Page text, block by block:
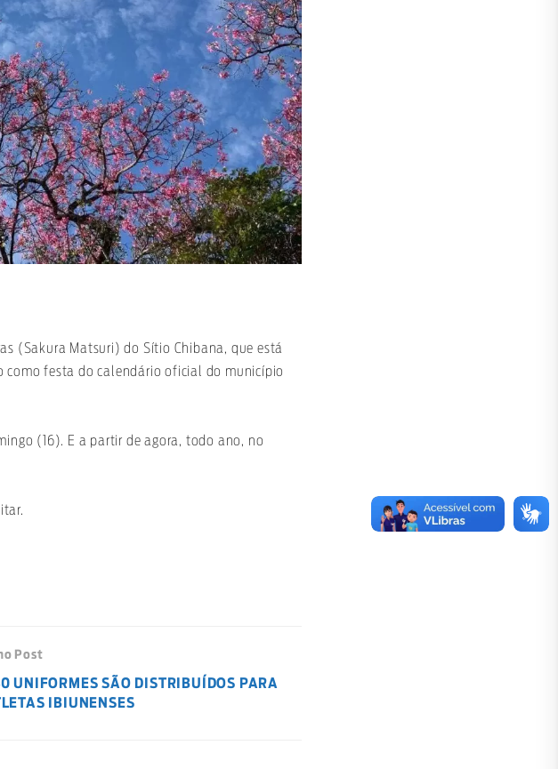
(Sakura Matsuri) do Sítio Chibana, que está
como festa do calendário oficial do município
(16). E a partir de agora, todo ano, no
Post
UNIFORMES SÃO DISTRIBUÍDOS PARA
IBIUNENSES